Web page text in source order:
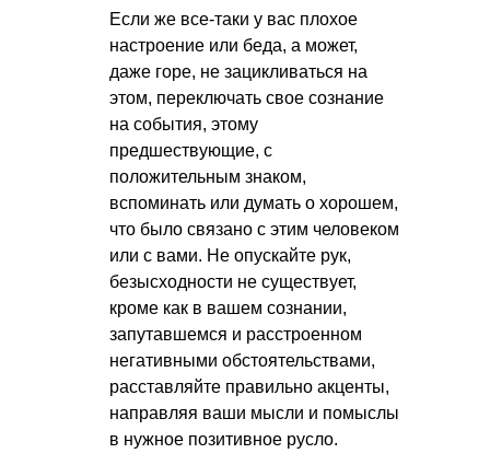
Если же все-таки у вас плохое
настроение или беда, а может,
даже горе, не зацикливаться на
этом, переключать свое сознание
на события, этому
предшествующие, с
положительным знаком,
вспоминать или думать о хорошем,
что было связано с этим человеком
или с вами. Не опускайте рук,
безысходности не существует,
кроме как в вашем сознании,
запутавшемся и расстроенном
негативными обстоятельствами,
расставляйте правильно акценты,
направляя ваши мысли и помыслы
в нужное позитивное русло.